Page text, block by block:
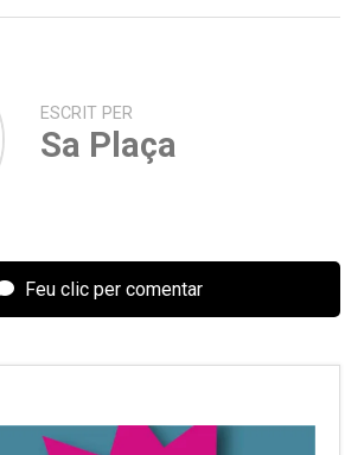
ESCRIT PER
Sa Plaça
Feu clic per comentar